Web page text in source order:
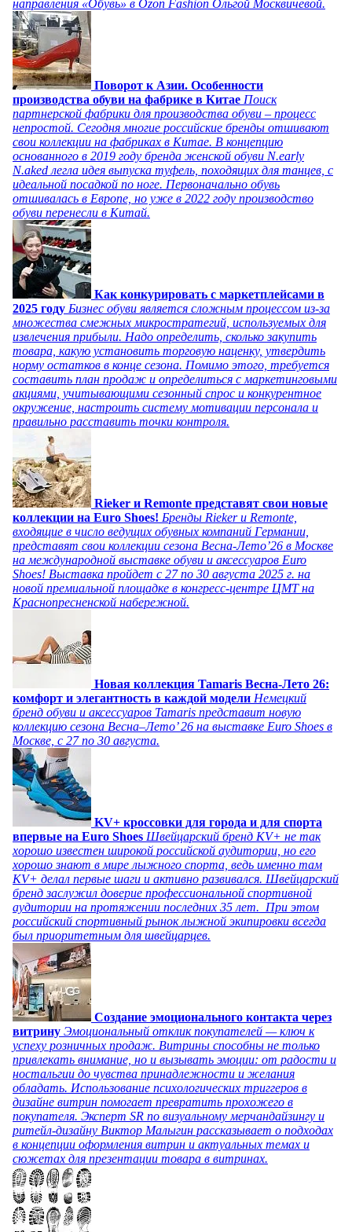
направления «Обувь» в Ozon Fashion Ольгой Москвичевой.
Поворот к Азии. Особенности
производства обуви на фабрике в Китае Поиск
партнерской фабрики для производства обуви – процесс
непростой. Сегодня многие российские бренды отшивают
свои коллекции на фабриках в Китае. В концепцию
основанного в 2019 году бренда женской обуви N.early
N.aked легла идея выпуска туфель, походящих для танцев, с
идеальной посадкой по ноге. Первоначально обувь
отшивалась в Европе, но уже в 2022 году производство
обуви перенесли в Китай.
Как конкурировать с маркетплейсами в
2025 году Бизнес обуви является сложным процессом из-за
множества смежных микростратегий, используемых для
извлечения прибыли. Надо определить, сколько закупить
товара, какую установить торговую наценку, утвердить
норму остатков в конце сезона. Помимо этого, требуется
составить план продаж и определиться с маркетинговыми
акциями, учитывающими сезонный спрос и конкурентное
окружение, настроить систему мотивации персонала и
правильно расставить точки контроля.
Rieker и Remonte представят свои новые
коллекции на Euro Shoes! Бренды Rieker и Remonte,
входящие в число ведущих обувных компаний Германии,
представят свои коллекции сезона Весна-Лето’26 в Москве
на международной выставке обуви и аксессуаров Euro
Shoes! Выставка пройдет c 27 по 30 августа 2025 г. на
новой премиальной площадке в конгресс-центре ЦМТ на
Краснопресненской набережной.
Новая коллекция Tamaris Весна-Лето 26:
комфорт и элегантность в каждой модели Немецкий
бренд обуви и аксессуаров Tamaris представит новую
коллекцию сезона Весна–Лето’ 26 на выставке Euro Shoes в
Москве, с 27 по 30 августа.
KV+ кроссовки для города и для спорта
впервые на Euro Shoes Швейцарский бренд KV+ не так
хорошо известен широкой российской аудитории, но его
хорошо знают в мире лыжного спорта, ведь именно там
KV+ делал первые шаги и активно развивался. Швейцарский
бренд заслужил доверие профессиональной спортивной
аудитории на протяжении последних 35 лет. При этом
российский спортивный рынок лыжной экипировки всегда
был приоритетным для швейцарцев.
Создание эмоционального контакта через
витрину Эмоциональный отклик покупателей — ключ к
успеху розничных продаж. Витрины способны не только
привлекать внимание, но и вызывать эмоции: от радости и
ностальгии до чувства принадлежности и желания
обладать. Использование психологических триггеров в
дизайне витрин помогает превратить прохожего в
покупателя. Эксперт SR по визуальному мерчандайзингу и
ритейл-дизайну Виктор Малыгин рассказывает о подходах
в концепции оформления витрин и актуальных темах и
сюжетах для презентации товара в витринах.